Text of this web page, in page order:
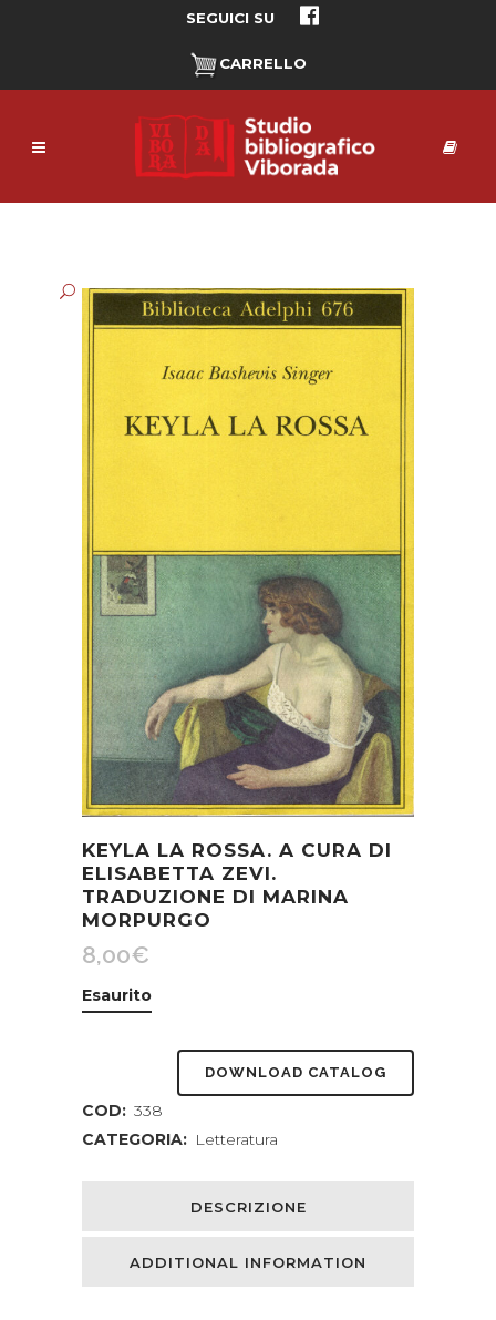
SEGUICI SU
CARRELLO
KEYLA LA ROSSA. A CURA DI
ELISABETTA ZEVI.
TRADUZIONE DI MARINA
MORPURGO
8,00€
Esaurito
DOWNLOAD CATALOG
COD: 338
CATEGORIA: Letteratura
DESCRIZIONE
ADDITIONAL INFORMATION